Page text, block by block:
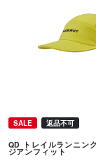
SALE 返品不可
QD トレイルランニン
ジアンフィット